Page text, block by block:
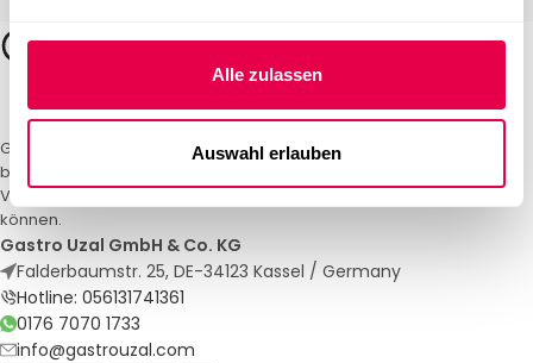
Alle zulassen
Auswahl erlauben
Gastro Uzal – Ihr Spezialist für Gastronomiemöbel und -textilien. Wir
bieten maßgeschneiderte Lösungen für Restaurants, Hotels und
Veranstaltungen. Qualität und Service, auf die Sie sich verlassen
können.
Gastro Uzal GmbH & Co. KG
Falderbaumstr. 25, DE-34123 Kassel / Germany
Hotline: 056131741361
0176 7070 1733
info@gastrouzal.com